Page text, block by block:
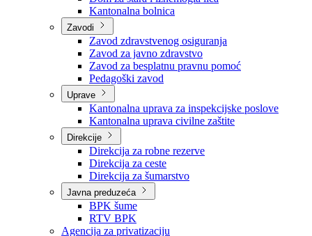
Ustanove
Centar za socijalni rad
Dom za stara i iznemogla lica
Kantonalna bolnica
Zavodi
Zavod zdravstvenog osiguranja
Zavod za javno zdravstvo
Zavod za besplatnu pravnu pomoć
Pedagoški zavod
Uprave
Kantonalna uprava za inspekcijske poslove
Kantonalna uprava civilne zaštite
Direkcije
Direkcija za robne rezerve
Direkcija za ceste
Direkcija za šumarstvo
Javna preduzeća